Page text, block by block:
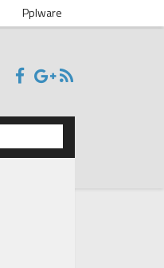
Pplware